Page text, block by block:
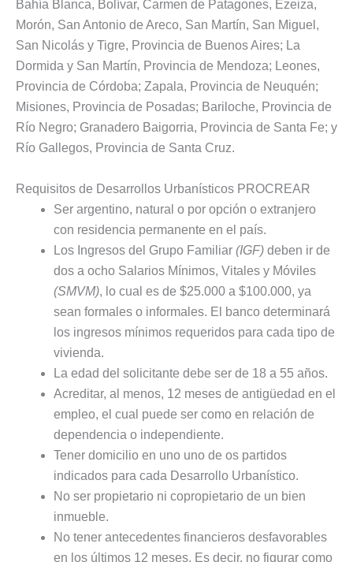
Bahía Blanca, Bolívar, Carmen de Patagones, Ezeiza,
Morón, San Antonio de Areco, San Martín, San Miguel,
San Nicolás y Tigre, Provincia de Buenos Aires; La
Dormida y San Martín, Provincia de Mendoza; Leones,
Provincia de Córdoba; Zapala, Provincia de Neuquén;
Misiones, Provincia de Posadas; Bariloche, Provincia de
Río Negro; Granadero Baigorria, Provincia de Santa Fe; y
Río Gallegos, Provincia de Santa Cruz.
Requisitos de Desarrollos Urbanísticos PROCREAR
Ser argentino, natural o por opción o extranjero
con residencia permanente en el país.
Los Ingresos del Grupo Familiar (IGF) deben ir de
dos a ocho Salarios Mínimos, Vitales y Móviles
(SMVM), lo cual es de $25.000 a $100.000, ya
sean formales o informales. El banco determinará
los ingresos mínimos requeridos para cada tipo de
vivienda.
La edad del solicitante debe ser de 18 a 55 años.
Acreditar, al menos, 12 meses de antigüedad en el
empleo, el cual puede ser como en relación de
dependencia o independiente.
Tener domicilio en uno uno de os partidos
indicados para cada Desarrollo Urbanístico.
No ser propietario ni copropietario de un bien
inmueble.
No tener antecedentes financieros desfavorables
en los últimos 12 meses. Es decir, no figurar como